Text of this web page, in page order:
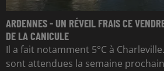
ARDENNES - UN RÉVEIL FRAIS CE
DE LA CANICULE
Il a fait notamment 5°C à
sont attendues la semaine